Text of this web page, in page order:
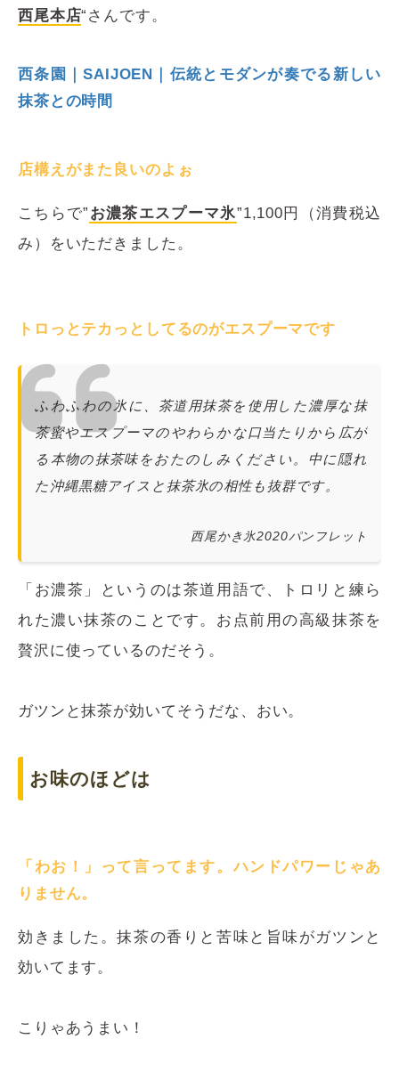
西尾本店“さんです。
西条園｜SAIJOEN｜伝統とモダンが奏でる新しい
抹茶との時間
店構えがまた良いのよぉ
こちらで” お濃茶エスプーマ氷”1,100円（消費税込
み）をいただきました。
トロっとテカっとしてるのがエスプーマです
ふわふわの氷に、茶道用抹茶を使用した濃厚な抹
茶蜜やエスプーマのやわらかな口当たりから広が
る本物の抹茶味をおたのしみください。中に隠れ
た沖縄黒糖アイスと抹茶氷の相性も抜群です。
西尾かき氷2020パンフレット
「お濃茶」というのは茶道用語で、トロリと練ら
れた濃い抹茶のことです。お点前用の高級抹茶を
贅沢に使っているのだそう。
ガツンと抹茶が効いてそうだな、おい。
お味のほどは
「わお！」って言ってます。ハンドパワーじゃあ
りません。
効きました。抹茶の香りと苦味と旨味がガツンと
効いてます。
こりゃあうまい！